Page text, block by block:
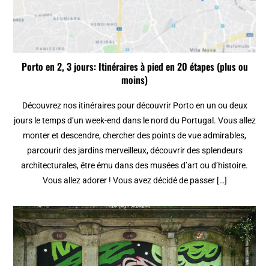
Porto en 2, 3 jours: Itinéraires à pied en 20 étapes (plus ou
moins)
Découvrez nos itinéraires pour découvrir Porto en un ou deux
jours le temps d’un week-end dans le nord du Portugal. Vous allez
monter et descendre, chercher des points de vue admirables,
parcourir des jardins merveilleux, découvrir des splendeurs
architecturales, être ému dans des musées d’art ou d’histoire.
Vous allez adorer ! Vous avez décidé de passer […]